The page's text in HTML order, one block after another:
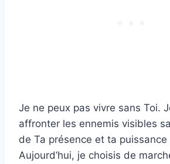
Je ne peux pas vivre sans Toi.
affronter les ennemis visibles
de Ta présence et ta puissance
Aujourd’hui, je choisis de